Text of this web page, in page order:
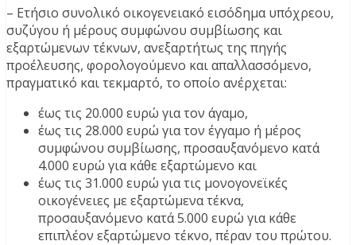
– Ετήσιο συνολικό οικογενειακό εισόδημα υπόχρεου,
συζύγου ή μέρους συμφώνου συμβίωσης και
εξαρτώμενων τέκνων, ανεξαρτήτως της πηγής
προέλευσης, φορολογούμενο και απαλλασσόμενο,
πραγματικό και τεκμαρτό, το οποίο ανέρχεται:
έως τις 20.000 ευρώ για τον άγαμο,
έως τις 28.000 ευρώ για τον έγγαμο ή μέρος
συμφώνου συμβίωσης, προσαυξανόμενο κατά
4.000 ευρώ για κάθε εξαρτώμενο και
έως τις 31.000 ευρώ για τις μονογονεϊκές
οικογένειες με εξαρτώμενα τέκνα,
προσαυξανόμενο κατά 5.000 ευρώ για κάθε
επιπλέον εξαρτώμενο τέκνο, πέραν του πρώτου.